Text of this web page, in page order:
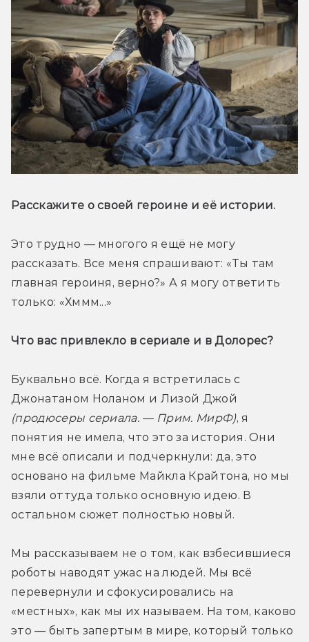
Расскажите о своей героине и её истории.
Это трудно — многого я ещё не могу
рассказать. Все меня спрашивают: «Ты там
главная героиня, верно?» А я могу ответить
только: «Хммм...»
Что вас привлекло в сериале и в Долорес?
Буквально всё. Когда я встретилась с
(продюсеры сериала. — Прим. МирФ), я
понятия не имела, что это за история. Они
мне всё описали и подчеркнули: да, это
основано на фильме Майкла Крайтона, но мы
взяли оттуда только основную идею. В
остальном сюжет полностью новый.
Мы рассказываем не о том, как взбесившиеся
роботы наводят ужас на людей. Мы всё
перевернули и сфокусировались на
«местных», как мы их называем. На том, каково
это — быть запертым в мире, который только